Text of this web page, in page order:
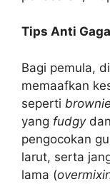
Tips Anti
Bagi pemula,
memaafkan
seperti
yang fudgy
pengocokan
larut, serta
lama (